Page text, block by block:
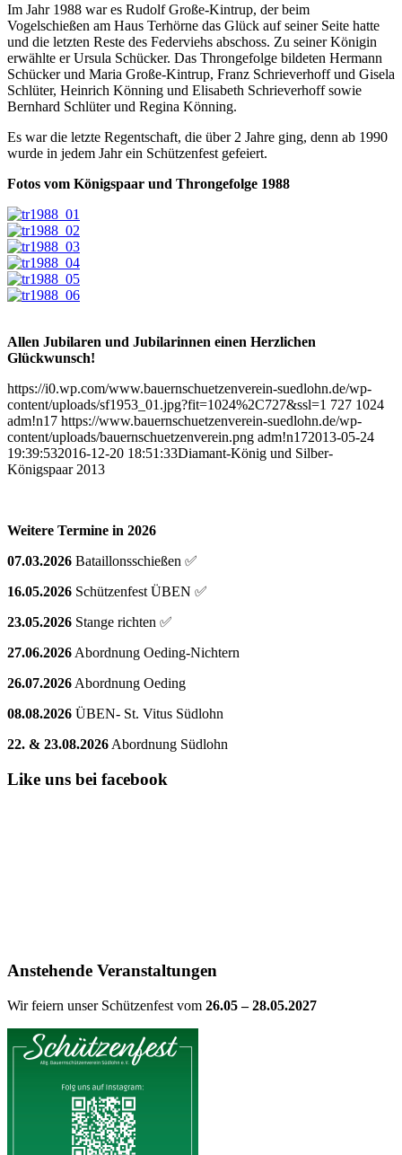
Im Jahr 1988 war es Rudolf Große-Kintrup, der beim
Vogelschießen am Haus Terhörne das Glück auf seiner Seite hatte
und die letzten Reste des Federviehs abschoss. Zu seiner Königin
erwählte er Ursula Schücker. Das Throngefolge bildeten Hermann
Schücker und Maria Große-Kintrup, Franz Schrieverhoff und Gisela
Schlüter, Heinrich Könning und Elisabeth Schrieverhoff sowie
Bernhard Schlüter und Regina Könning.
Es war die letzte Regentschaft, die über 2 Jahre ging, denn ab 1990
wurde in jedem Jahr ein Schützenfest gefeiert.
Fotos vom Königspaar und Throngefolge 1988
Allen Jubilaren und Jubilarinnen einen Herzlichen
Glückwunsch!
https://i0.wp.com/www.bauernschuetzenverein-suedlohn.de/wp-
content/uploads/sf1953_01.jpg?fit=1024%2C727&ssl=1 727 1024
adm!n17 https://www.bauernschuetzenverein-suedlohn.de/wp-
content/uploads/bauernschuetzenverein.png adm!n172013-05-24
19:39:532016-12-20 18:51:33Diamant-König und Silber-
Königspaar 2013
Weitere Termine in 2026
07.03.2026 Bataillonsschießen ✅
16.05.2026 Schützenfest ÜBEN ✅
23.05.2026 Stange richten ✅
27.06.2026 Abordnung Oeding-Nichtern
26.07.2026 Abordnung Oeding
08.08.2026 ÜBEN- St. Vitus Südlohn
22. & 23.08.2026 Abordnung Südlohn
Like uns bei facebook
Anstehende Veranstaltungen
Wir feiern unser Schützenfest vom 26.05 – 28.05.2027